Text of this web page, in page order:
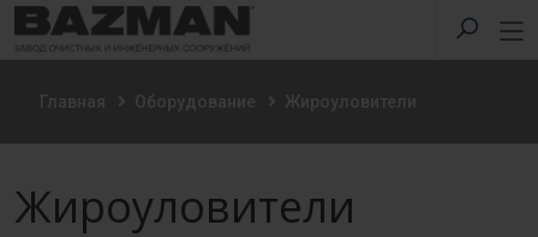
Главная Оборудование Жироуловители
Жироуловители